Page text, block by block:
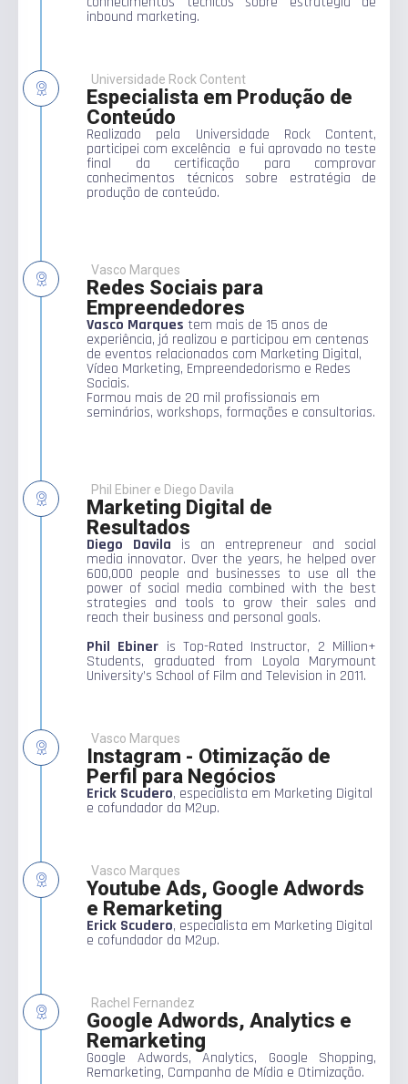
inbound marketing.
Universidade Rock Content
Especialista em Produção de
Conteúdo
Realizado pela Universidade Rock Content,
participei com excelência e fui aprovado no teste
final da certificação para comprovar
conhecimentos técnicos sobre estratégia de
produção de conteúdo.
Vasco Marques
Redes Sociais para
Empreendedores
Vasco Marques tem mais de 15 anos de
experiência, já realizou e participou em centenas
de eventos relacionados com Marketing Digital,
Vídeo Marketing, Empreendedorismo e Redes
Sociais.
Formou mais de 20 mil profissionais em
seminários, workshops, formações e consultorias.
Phil Ebiner e Diego Davila
Marketing Digital de
Resultados
Diego Davila is an entrepreneur and social
media innovator. Over the years, he helped over
600,000 people and businesses to use all the
power of social media combined with the best
strategies and tools to grow their sales and
reach their business and personal goals.
Phil Ebiner is Top-Rated Instructor, 2 Million+
Students, graduated from Loyola Marymount
University’s School of Film and Television in 2011.
Vasco Marques
Instagram - Otimização de
Perfil para Negócios
Erick Scudero, especialista em Marketing Digital
e cofundador da M2up.
Vasco Marques
Youtube Ads, Google Adwords
e Remarketing
Erick Scudero, especialista em Marketing Digital
e cofundador da M2up.
Rachel Fernandez
Google Adwords, Analytics e
Remarketing
Google Adwords, Analytics, Google Shopping,
Remarketing, Campanha de Mídia e Otimização.